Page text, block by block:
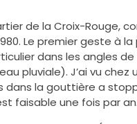
de la Croix-Rouge,
Le premier geste à
dans les angles
pluviale). J’ai vu
la gouttière a
faisable une fois par an.